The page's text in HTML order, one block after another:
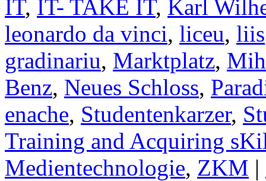
IT, IT- TAKE IT, Karl
leonardo da vinci, liceu, liis
gradinariu, Marktplatz,
Benz, Neues Schloss,
enache, Studentenkarzer,
Training and Acquiring
Medientechnologie, ZKM |